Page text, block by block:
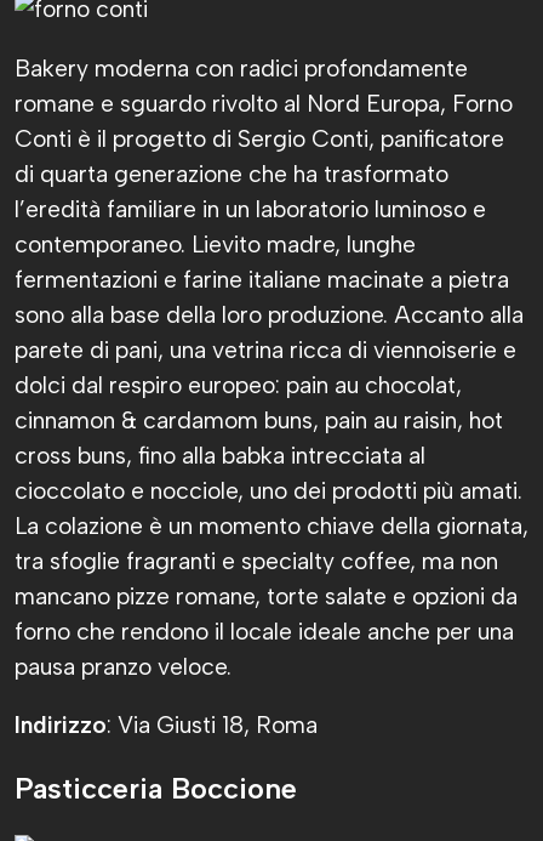
Bakery moderna con radici profondamente
romane e sguardo rivolto al Nord Europa, Forno
Conti è il progetto di Sergio Conti, panificatore
di quarta generazione che ha trasformato
l’eredità familiare in un laboratorio luminoso e
contemporaneo. Lievito madre, lunghe
fermentazioni e farine italiane macinate a pietra
sono alla base della loro produzione. Accanto alla
parete di pani, una vetrina ricca di viennoiserie e
dolci dal respiro europeo: pain au chocolat,
cinnamon & cardamom buns, pain au raisin, hot
cross buns, fino alla babka intrecciata al
cioccolato e nocciole, uno dei prodotti più amati.
La colazione è un momento chiave della giornata,
tra sfoglie fragranti e specialty coffee, ma non
mancano pizze romane, torte salate e opzioni da
forno che rendono il locale ideale anche per una
pausa pranzo veloce.
Indirizzo: Via Giusti 18, Roma
Pasticceria Boccione